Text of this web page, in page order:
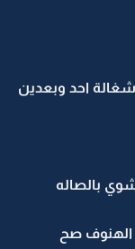
شغالة احد وبعدين
بالصاله
الهنوف صح